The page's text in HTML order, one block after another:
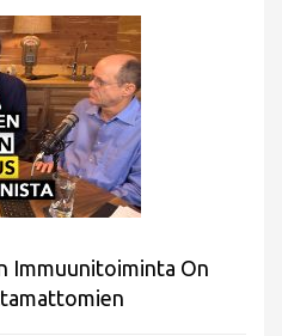
Immuunitoiminta On